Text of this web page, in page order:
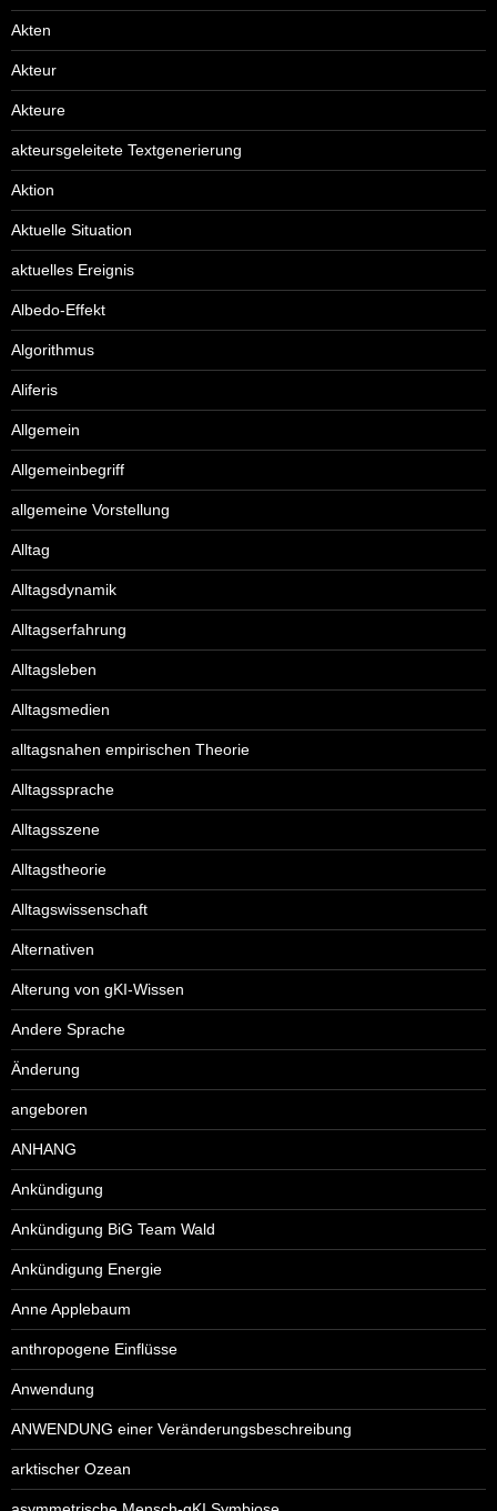
Akten
Akteur
Akteure
akteursgeleitete Textgenerierung
Aktion
Aktuelle Situation
aktuelles Ereignis
Albedo-Effekt
Algorithmus
Aliferis
Allgemein
Allgemeinbegriff
allgemeine Vorstellung
Alltag
Alltagsdynamik
Alltagserfahrung
Alltagsleben
Alltagsmedien
alltagsnahen empirischen Theorie
Alltagssprache
Alltagsszene
Alltagstheorie
Alltagswissenschaft
Alternativen
Alterung von gKI-Wissen
Andere Sprache
Änderung
angeboren
ANHANG
Ankündigung
Ankündigung BiG Team Wald
Ankündigung Energie
Anne Applebaum
anthropogene Einflüsse
Anwendung
ANWENDUNG einer Veränderungsbeschreibung
arktischer Ozean